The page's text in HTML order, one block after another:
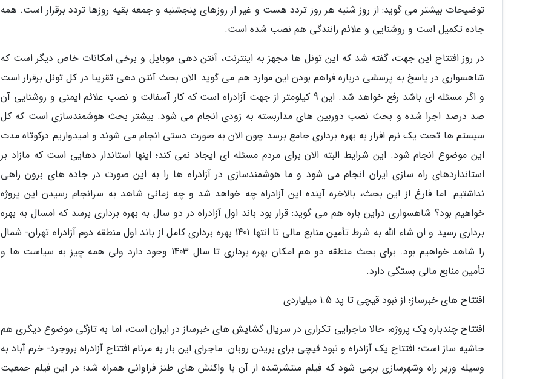
توضیحات بیشتر می گوید: از روز شنبه هر روز تردد هست و غیر از روزهای پنجشنبه و جمعه بقیه روزها تردد برقرار است. همه
جاده تکمیل است و روشنایی و علائم رانندگی هم نصب شده است.
در روز افتتاح این جهت، گفته شد که این تونل ها مجهز به اینترنت، آنتن دهی موبایل و برخی امکانات خاص دیگر است که
شاهسواری در پاسخ به پرسشی درباره فراهم بودن این موارد هم می گوید: الان بحث آنتن دهی تقریبا در کل تونل برقرار است
و اگر مسئله ای باشد رفع خواهد شد. این 9 کیلومتر از جهت آزادراه است که کار آسفالت و نصب علائم ایمنی و روشنایی آن
صد درصد اجرا شده و بحث نصب دوربین های مداربسته به زودی انجام می شود. بیشتر بحث هوشمندسازی است که کل
سیستم ها تحت یک نرم افزار به بهره برداری جامع برسد چون الان به صورت دستی انجام می شوند و امیدواریم درکوتاه مدت
این موضوع انجام شود. این شرایط البته الان برای مردم مسئله ای ایجاد نمی کند؛ اینها استاندار دهایی است که مازاد بر
استانداردهای راه سازی ایران انجام می شود و ما هوشمندسازی در آزادراه ها را به این صورت در جاده های برون راهی
نداشتیم. اما فارغ از این بحث، بالاخره آینده این آزادراه چه خواهد شد و چه زمانی شاهد به سرانجام رسیدن این پروژه
خواهیم بود؟ شاهسواری دراین باره هم می گوید: قرار بود باند اول آزادراه در دو سال به بهره برداری برسد که امسال به بهره
برداری رسید و ان شاء الله به شرط تأمین منابع مالی تا انتها 1401 بهره برداری کامل از باند اول منطقه دوم آزادراه تهران- شمال
را شاهد خواهیم بود. برای بحث منطقه دو هم امکان بهره برداری تا سال 1403 وجود دارد ولی همه چیز به سیاست ها و
تأمین منابع مالی بستگی دارد.
افتتاح های خبرساز؛ از نبود قیچی تا پد 1.5 میلیاردی
افتتاح چندباره یک پروژه، حالا ماجرایی تکراری در سریال گشایش های خبرساز در ایران است، اما به تازگی موضوع دیگری هم
حاشیه ساز است؛ افتتاح یک آزادراه و نبود قیچی برای بریدن روبان. ماجرای این بار به مرنام افتتاح آزادراه بروجرد- خرم آباد به
وسیله وزیر راه وشهرسازی برمی شود که فیلم منتشرشده از آن با واکنش های طنز فراوانی همراه شد؛ در این فیلم جمعیت